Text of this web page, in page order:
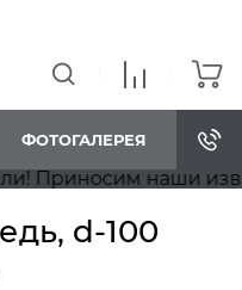
ФОТОГАЛЕРЕЯ
Приносим наши
d-100